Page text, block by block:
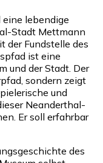
eine lebendige
Stadt Mettmann
der Fundstelle des
ist eine
und der Stadt. Der
sondern zeigt
und
Neanderthal-
Er soll erfahrbar
des